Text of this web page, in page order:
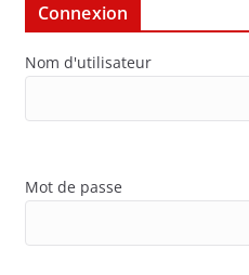
Connexion
Nom d'utilisateur
Mot de passe